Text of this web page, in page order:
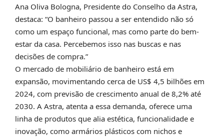
Ana Oliva Bologna, Presidente do Conselho da Astra,
destaca: “O banheiro passou a ser entendido não só
como um espaço funcional, mas como parte do bem-
estar da casa. Percebemos isso nas buscas e nas
decisões de compra.”
O mercado de mobiliário de banheiro está em
expansão, movimentando cerca de US$ 4,5 bilhões em
2024, com previsão de crescimento anual de 8,2% até
2030. A Astra, atenta a essa demanda, oferece uma
linha de produtos que alia estética, funcionalidade e
inovação, como armários plásticos com nichos e